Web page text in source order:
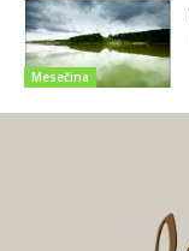
Mesečina